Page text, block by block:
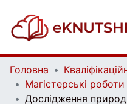
Головна